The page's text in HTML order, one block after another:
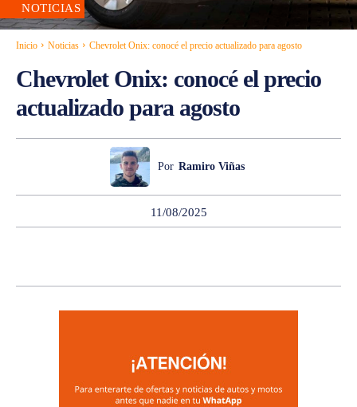
NOTICIAS
Inicio Noticias Chevrolet Onix: conocé el precio actualizado para agosto
Chevrolet Onix: conocé el precio
actualizado para agosto
Por Ramiro Viñas
11/08/2025